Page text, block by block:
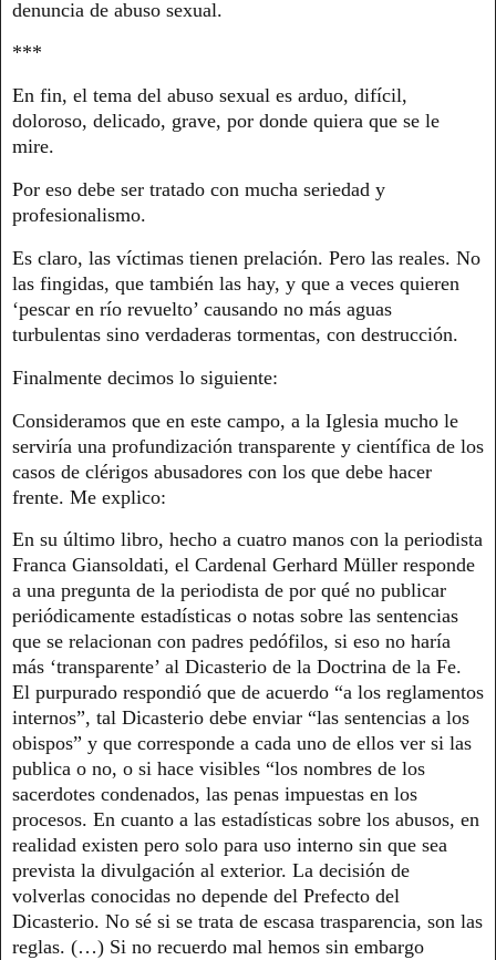
denuncia de abuso sexual.
***
En fin, el tema del abuso sexual es arduo, difícil,
doloroso, delicado, grave, por donde quiera que se le
mire.
Por eso debe ser tratado con mucha seriedad y
profesionalismo.
Es claro, las víctimas tienen prelación. Pero las reales. No
las fingidas, que también las hay, y que a veces quieren
‘pescar en río revuelto’ causando no más aguas
turbulentas sino verdaderas tormentas, con destrucción.
Finalmente decimos lo siguiente:
Consideramos que en este campo, a la Iglesia mucho le
serviría una profundización transparente y científica de los
casos de clérigos abusadores con los que debe hacer
frente. Me explico:
En su último libro, hecho a cuatro manos con la periodista
Franca Giansoldati, el Cardenal Gerhard Müller responde
a una pregunta de la periodista de por qué no publicar
periódicamente estadísticas o notas sobre las sentencias
que se relacionan con padres pedófilos, si eso no haría
más ‘transparente’ al Dicasterio de la Doctrina de la Fe.
El purpurado respondió que de acuerdo “a los reglamentos
internos”, tal Dicasterio debe enviar “las sentencias a los
obispos” y que corresponde a cada uno de ellos ver si las
publica o no, o si hace visibles “los nombres de los
sacerdotes condenados, las penas impuestas en los
procesos. En cuanto a las estadísticas sobre los abusos, en
realidad existen pero solo para uso interno sin que sea
prevista la divulgación al exterior. La decisión de
volverlas conocidas no depende del Prefecto del
Dicasterio. No sé si se trata de escasa trasparencia, son las
reglas. (…) Si no recuerdo mal hemos sin embargo